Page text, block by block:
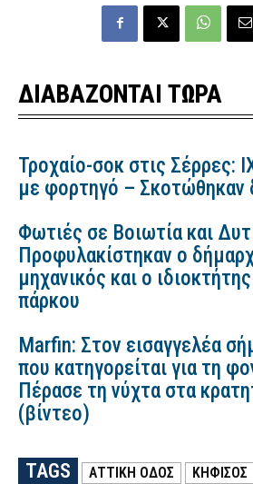
ΔΙΑΒΑΖΟΝΤΑΙ ΤΩΡΑ
Τροχαίο-σοκ στις Σέρρες:
με φορτηγό – Σκοτώθηκαν
Φωτιές σε Βοιωτία και
Προφυλακίστηκαν ο
μηχανικός και ο
πάρκου
Marfin: Στον εισαγγελέα
που κατηγορείται για τη
Πέρασε τη νύχτα στα
(βίντεο)
TAGS ΑΤΤΙΚΗ ΟΔΟΣ ΚΗΦΙΣΟΣ